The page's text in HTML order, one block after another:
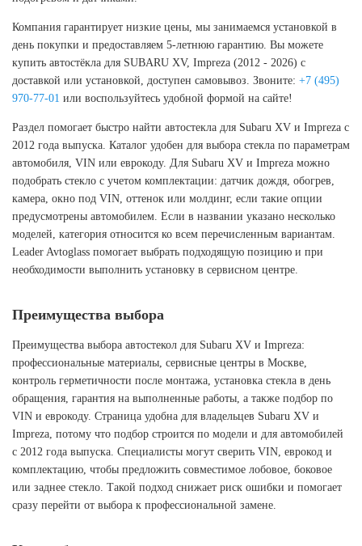
Компания гарантирует низкие цены, мы занимаемся установкой в
день покупки и предоставляем 5-летнюю гарантию. Вы можете
купить автостёкла для SUBARU XV, Impreza (2012 - 2026) с
доставкой или установкой, доступен самовывоз. Звоните: +7 (495)
970-77-01 или воспользуйтесь удобной формой на сайте!
Раздел помогает быстро найти автостекла для Subaru XV и Impreza с
2012 года выпуска. Каталог удобен для выбора стекла по параметрам
автомобиля, VIN или еврокоду. Для Subaru XV и Impreza можно
подобрать стекло с учетом комплектации: датчик дождя, обогрев,
камера, окно под VIN, оттенок или молдинг, если такие опции
предусмотрены автомобилем. Если в названии указано несколько
моделей, категория относится ко всем перечисленным вариантам.
Leader Avtoglass помогает выбрать подходящую позицию и при
необходимости выполнить установку в сервисном центре.
Преимущества выбора
Преимущества выбора автостекол для Subaru XV и Impreza:
профессиональные материалы, сервисные центры в Москве,
контроль герметичности после монтажа, установка стекла в день
обращения, гарантия на выполненные работы, а также подбор по
VIN и еврокоду. Страница удобна для владельцев Subaru XV и
Impreza, потому что подбор строится по модели и для автомобилей
с 2012 года выпуска. Специалисты могут сверить VIN, еврокод и
комплектацию, чтобы предложить совместимое лобовое, боковое
или заднее стекло. Такой подход снижает риск ошибки и помогает
сразу перейти от выбора к профессиональной замене.